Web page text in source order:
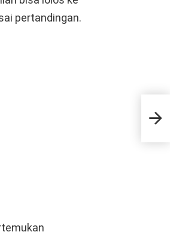
pertandingan.